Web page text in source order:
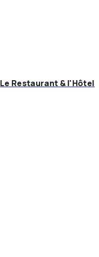
Le Restaurant & l'Hôtel